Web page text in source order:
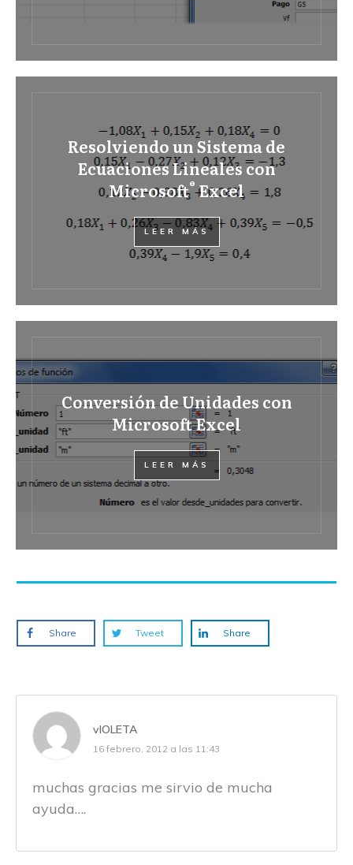
Resolviendo un Sistema de
Ecuaciones Lineales con
Microsoft®Excel
LEER MÁS
Conversión de Unidades con
Microsoft Excel
LEER MÁS
Share Tweet Share
vIOLETA
16 febrero, 2012 a las 11:43
muchas gracias me sirvio de mucha
ayuda….